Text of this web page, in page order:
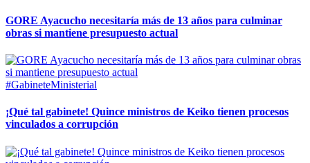
GORE Ayacucho necesitaría más de 13 años para culminar
obras si mantiene presupuesto actual
#GabineteMinisterial
¡Qué tal gabinete! Quince ministros de Keiko tienen procesos
vinculados a corrupción